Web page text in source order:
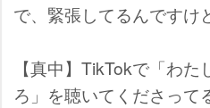
で、緊張してるんですけ
【真中】TikTokで「わ
ろ」を聴いてくださって